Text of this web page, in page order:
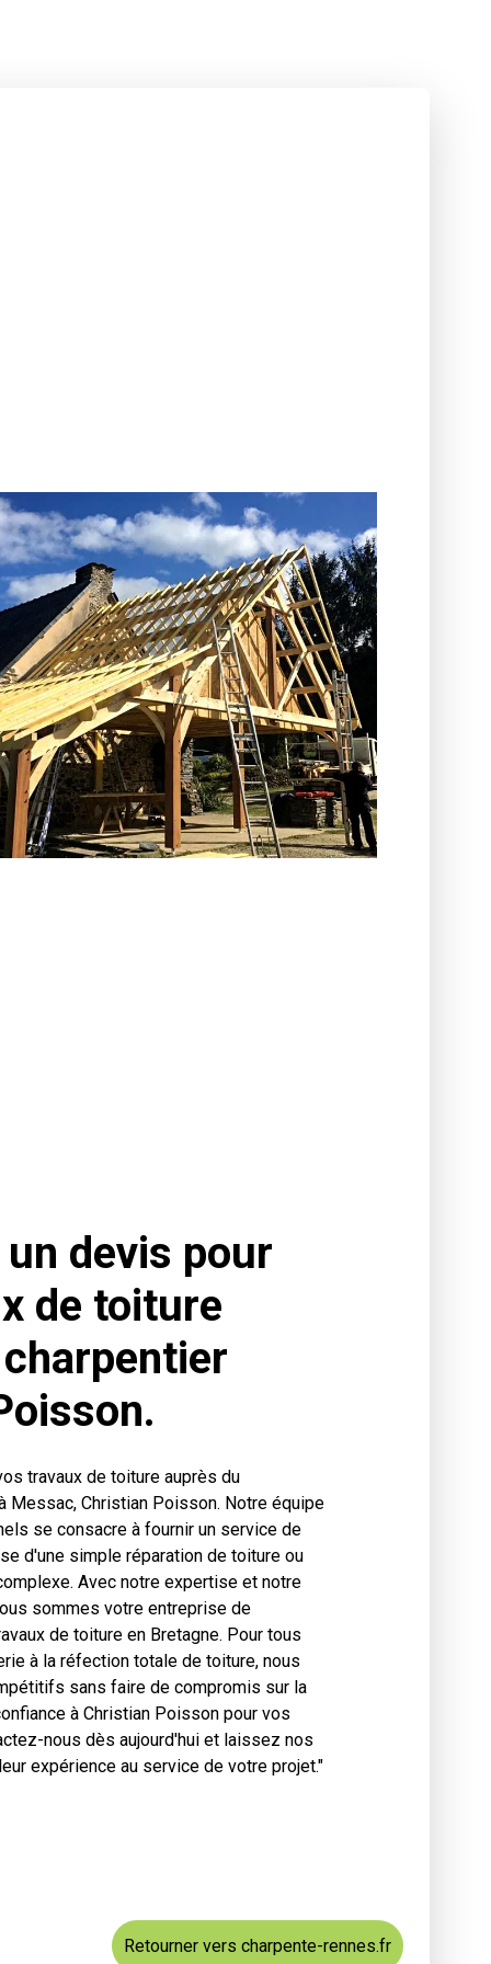
devis pour
de toiture
travaux de toiture auprès du
Messac, Christian Poisson. Notre équipe
se consacre à fournir un service de
d'une simple réparation de toiture ou
Avec notre expertise et notre
sommes votre entreprise de
de toiture en Bretagne. Pour tous
à la réfection totale de toiture, nous
sans faire de compromis sur la
à Christian Poisson pour vos
nous dès aujourd'hui et laissez nos
expérience au service de votre projet."
Retourner vers charpente-rennes.fr